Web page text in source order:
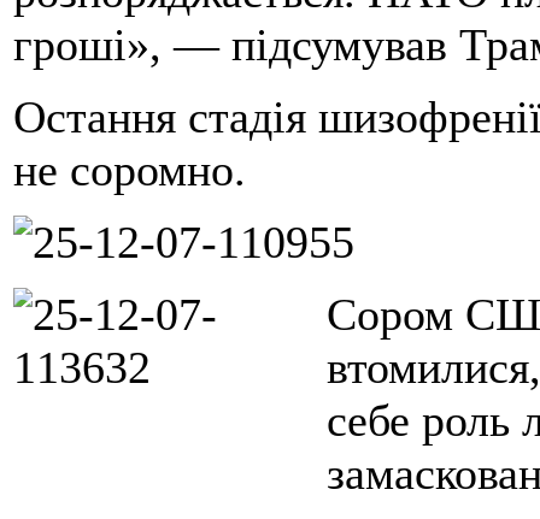
гроші», — підсумував
Остання стадія
не соромно.
Сором
себе роль